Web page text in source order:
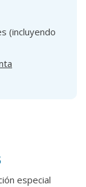
(incluyendo
especial